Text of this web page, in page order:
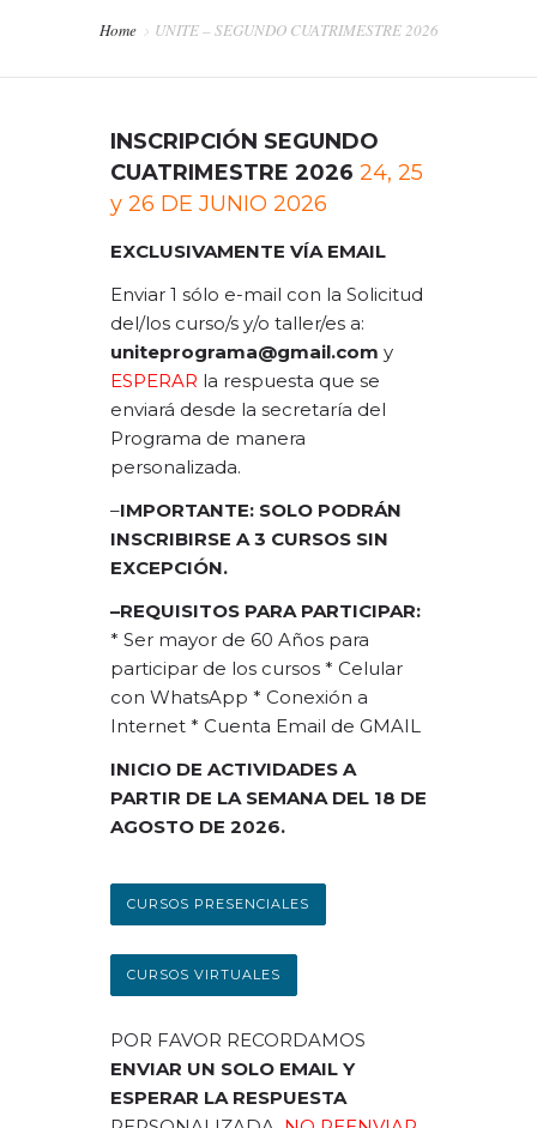
SIU-GUARANÍ
RADIO CONURBANA
Home UNITE – SEGUNDO CUATRIMESTRE 2026
INSCRIPCIÓN SEGUNDO
CUATRIMESTRE 2026 24, 25
y 26 DE JUNIO 2026
EXCLUSIVAMENTE VÍA EMAIL
Enviar 1 sólo e-mail con la Solicitud
del/los curso/s y/o taller/es a:
uniteprograma@gmail.com y
ESPERAR la respuesta que se
enviará desde la secretaría del
Programa de manera
personalizada.
–IMPORTANTE: SOLO PODRÁN
INSCRIBIRSE A 3 CURSOS SIN
EXCEPCIÓN.
–REQUISITOS PARA PARTICIPAR:
* Ser mayor de 60 Años para
participar de los cursos* Celular
con WhatsApp * Conexión a
Internet* Cuenta Email de GMAIL
INICIO DE ACTIVIDADES A
PARTIR DE LA SEMANA DEL 18 DE
AGOSTO DE 2026.
CURSOS PRESENCIALES
CURSOS VIRTUALES
POR FAVOR RECORDAMOS
ENVIAR UN SOLO EMAIL Y
ESPERAR LA RESPUESTA